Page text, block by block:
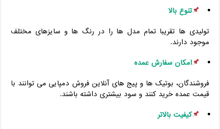
تنوع بالا
تولیدی ‌ها تقریبا تمام مدل‌ ها را در رنگ ‌ها و سایزهای مختلف
موجود دارند.
امکان سفارش عمده
فروشندگان، بوتیک ‌ها و پیج ‌های آنلاین فروش دمپایی می ‌توانند با
قیمت عمده خرید کنند و سود بیشتری داشته باشند.
کیفیت بالاتر